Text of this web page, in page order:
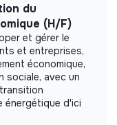
ET
des
Solidaire :
de
Locales,
en rapport
to us the
able to obtain.
du
(H/F)
et gérer le
et entreprises,
économique,
sociale, avec un
énergétique d'ici